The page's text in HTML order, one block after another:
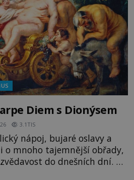
Diem s Dionýsem
3.1TIS
nápoj, bujaré oslavy a
o mnoho tajemnější obřady,
do dnešních dní. Co
bůh, jemuž Římané říkají